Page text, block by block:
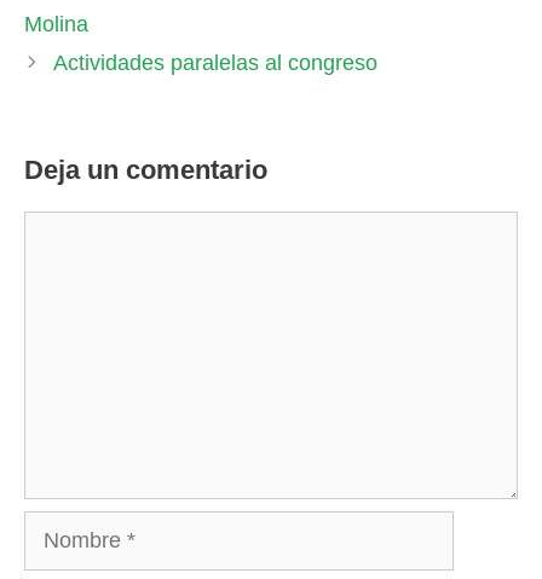
Molina
Actividades paralelas al congreso
Deja un comentario
Nombre